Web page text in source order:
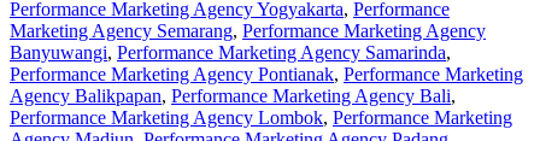
Performance Marketing Agency Yogyakarta, Performance
Marketing Agency Semarang, Performance Marketing Agency
Banyuwangi, Performance Marketing Agency Samarinda,
Performance Marketing Agency Pontianak, Performance Marketing
Agency Balikpapan, Performance Marketing Agency Bali,
Performance Marketing Agency Lombok, Performance Marketing